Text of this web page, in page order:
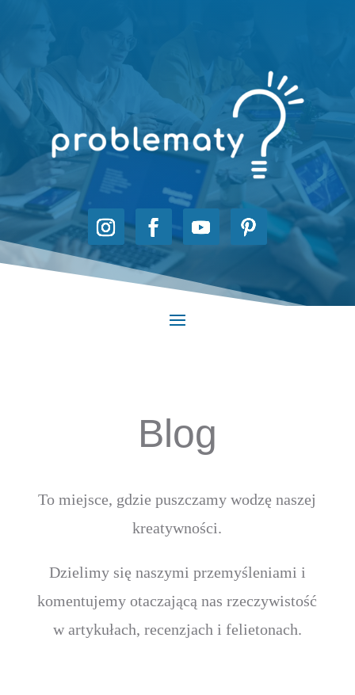
Blog
To miejsce, gdzie puszczamy wodzę naszej
kreatywności.
Dzielimy się naszymi przemyśleniami i
komentujemy otaczającą nas rzeczywistość
w artykułach, recenzjach i felietonach.